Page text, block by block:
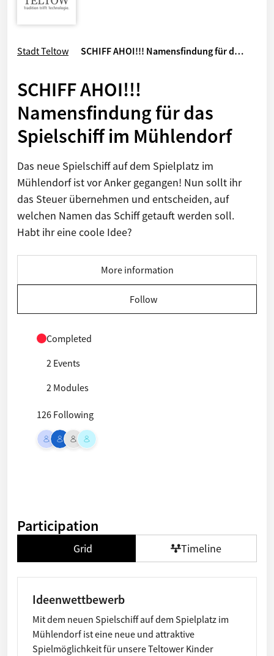
Stadt Teltow SCHIFF AHOI!!! Namensfindung für d…
SCHIFF AHOI!!!
Namensfindung für das
Spielschiff im Mühlendorf
Das neue Spielschiff auf dem Spielplatz im
Mühlendorf ist vor Anker gegangen! Nun sollt ihr
das Steuer übernehmen und entscheiden, auf
welchen Namen das Schiff getauft werden soll.
Habt ihr eine coole Idee?
More information
Follow
Completed
2 Events
2 Modules
126 Following
Participation
Grid Timeline
Ideenwettbewerb
Mit dem neuen Spielschiff auf dem Spielplatz im
Mühlendorf ist eine neue und attraktive
Spielmöglichkeit für unsere Teltower Kinder